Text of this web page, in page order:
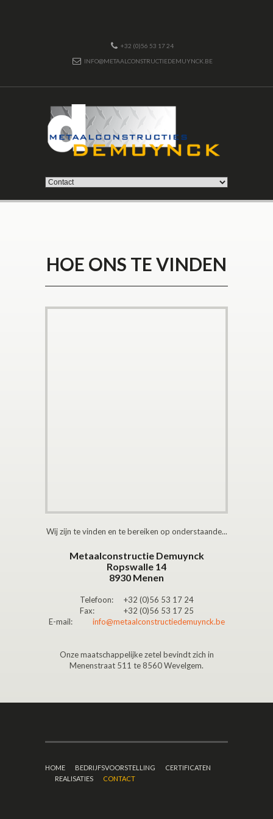
+32 (0)56 53 17 24
INFO@METAALCONSTRUCTIEDEMUYNCK.BE
HOE ONS TE VINDEN
Wij zijn te vinden en te bereiken op onderstaande...
Metaalconstructie Demuynck
Ropswalle 14
8930 Menen
Telefoon:
+32 (0)56 53 17 24
Fax:
+32 (0)56 53 17 25
E-mail:
info@metaalconstructiedemuynck.be
Onze maatschappelijke zetel bevindt zich in
Menenstraat 511 te 8560 Wevelgem.
HOME BEDRIJFSVOORSTELLING
CERTIFICATEN
REALISATIES
CONTACT